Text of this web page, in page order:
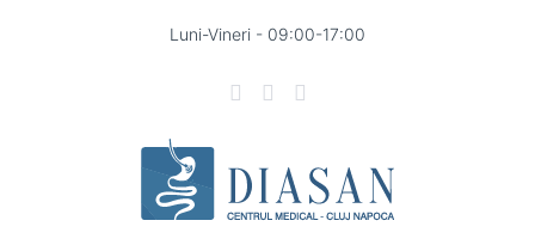
Luni-Vineri - 09:00-17:00